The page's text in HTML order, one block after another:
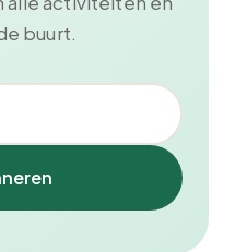
buurt.